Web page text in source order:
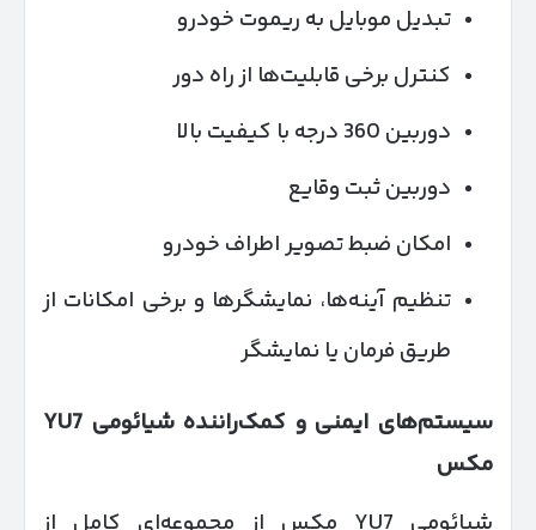
تبدیل موبایل به ریموت خودرو
کنترل برخی قابلیت‌ها از راه دور
دوربین 360 درجه با کیفیت بالا
دوربین ثبت وقایع
امکان ضبط تصویر اطراف خودرو
تنظیم آینه‌ها، نمایشگرها و برخی امکانات از
طریق فرمان یا نمایشگر
سیستم‌های ایمنی و کمک‌راننده شیائومی YU7
مکس